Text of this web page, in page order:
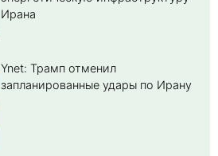
Ирана
Ynet: Трамп отменил
запланированные удары по Ирану